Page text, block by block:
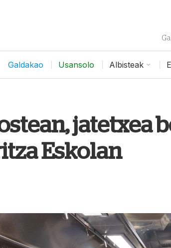
Galdakao Usansolo Albisteak
jatetxea
Eskolan